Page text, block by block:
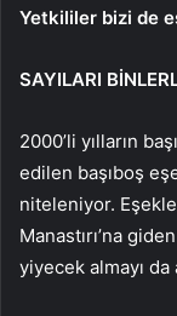
Yetkililer bizi de
SAYILARI
2000’li yılların
edilen başıboş
niteleniyor.
Manastırı’na
yiyecek almayı da